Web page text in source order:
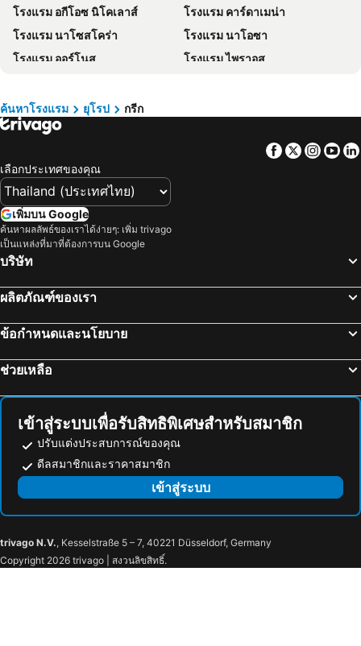
โรงแรม ทัสคานี
โรงแรม บาหลี
โรงแรม คาเมรอนไฮแลนด์
โรงแรม จอร์เจีย
โรงแรม ลักเซมเบิร์ก
โรงแรม มัลดีฟส์
โรงแรม ซาโมส
โรงแรม ลิกูเรีย
โรงแรม อกีโอซ นิโคเลาส์
โรงแรม คาร์ดาเมน่า
โรงแรม นาโซสโคร่า
โรงแรม นาโอซา
โรงแรม ออร์โนส
โรงแรม ไพราอุส
โรงแรม โอลิมเปีย
โรงแรม Thermi
โรงแรม ลิเมนนาสทาโอส
โรงแรม โครินธ์
โรงแรม Myrties
โรงแรม อครอตี่รี่
โรงแรม โคลิมเบีย
โรงแรม สเกียโทส
โรงแรม ซูนิโอ้
โรงแรม ซานเตทาวน์
โรงแรม โมราททีก้า
โรงแรม ลีฟคาส
โรงแรม เอเลาน์ดา
โรงแรม เครราโมตี
ค้นหาโรงแรม ยุโรป กรีก
Facebook
Twitter
เลือกประเทศของคุณ
เพิ่มบน Google
ค้นหาผลลัพธ์ของเราได้ง่ายๆ: เพิ่ม trivago
เป็นแหล่งที่มาที่ต้องการบน Google
บริษัท
ผลิตภัณฑ์ของเรา
ข้อกำหนดและนโยบาย
ช่วยเหลือ
เข้าสู่ระบบเพื่อรับสิทธิพิเศษสำหรับสมาชิก
ปรับแต่งประสบการณ์ของคุณ
ดีลสมาชิกและราคาสมาชิก
เข้าสู่ระบบ
trivago N.V., Kesselstraße 5 – 7, 40221 Düsseldorf, Germany
Copyright 2026 trivago | สงวนลิขสิทธิ์.